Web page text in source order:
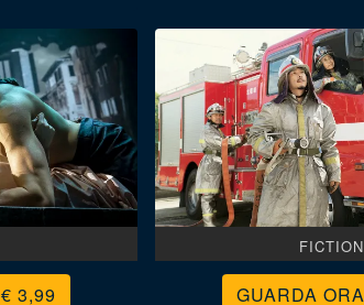
€ 3,99
FICTION